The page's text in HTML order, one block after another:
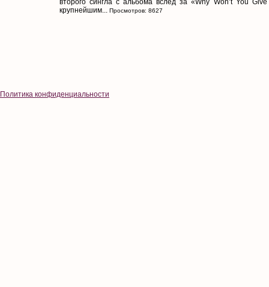
второго сингла с альбома вслед за «Why Won’t You
крупнейшим... Просмотров: 8627
Политика конфиденциальности